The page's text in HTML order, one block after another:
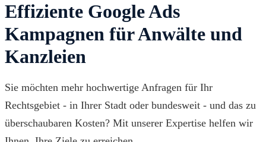
Effiziente Google Ads
Kampagnen für Anwälte und
Kanzleien
Sie möchten mehr hochwertige Anfragen für Ihr
Rechtsgebiet - in Ihrer Stadt oder bundesweit - und das zu
überschaubaren Kosten? Mit unserer Expertise helfen wir